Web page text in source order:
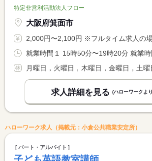
特定非営利活動法人フロー
大阪府箕面市
2,000円〜2,100円 ※フルタイム求人の場合は月額（換算額）、パート求人の場合
求人詳細を見る (ハローワークよ
ハローワーク求人（掲載元：小倉公共職業安定所）
パート・アルバイト